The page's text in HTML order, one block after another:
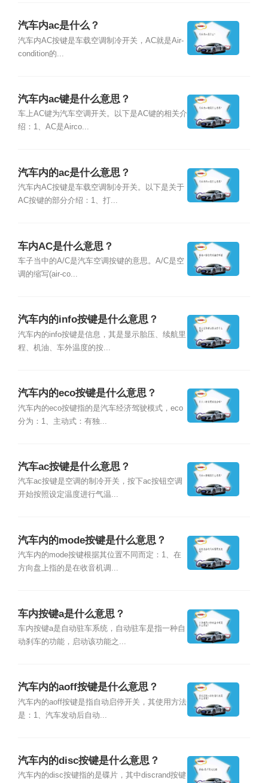
汽车内ac是什么？
汽车内AC按键是车载空调制冷开关，AC就是Air-
condition的...
汽车内ac键是什么意思？
车上AC键为汽车空调开关。以下是AC键的相关介
绍：1、AC是Airco...
汽车内的ac是什么意思？
汽车内AC按键是车载空调制冷开关。以下是关于
AC按键的部分介绍：1、打...
车内AC是什么意思？
车子当中的A/C是汽车空调按键的意思。A/C是空
调的缩写(air-co...
汽车内的info按键是什么意思？
汽车内的info按键是信息，其是显示胎压、续航里
程、机油、车外温度的按...
汽车内的eco按键是什么意思？
汽车内的eco按键指的是汽车经济驾驶模式，eco
分为：1、主动式：有独...
汽车ac按键是什么意思？
汽车ac按键是空调的制冷开关，按下ac按钮空调
开始按照设定温度进行气温...
汽车内的mode按键是什么意思？
汽车内的mode按键根据其位置不同而定：1、在
方向盘上指的是在收音机调...
车内按键a是什么意思？
车内按键a是自动驻车系统，自动驻车是指一种自
动刹车的功能，启动该功能之...
汽车内的aoff按键是什么意思？
汽车内的aoff按键是指自动启停开关，其使用方法
是：1、汽车发动后自动...
汽车内的disc按键是什么意思？
汽车内的disc按键指的是碟片，其中discrand按键